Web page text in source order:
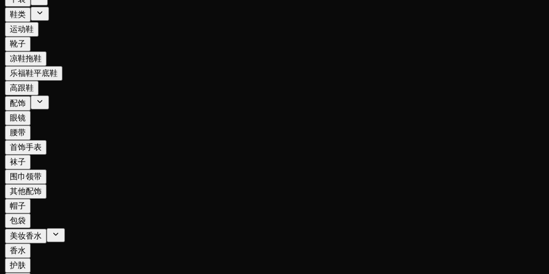
鞋类
运动鞋
靴子
凉鞋拖鞋
乐福鞋平底鞋
高跟鞋
配饰
眼镜
腰带
首饰手表
袜子
围巾领带
其他配饰
帽子
包袋
美妆香水
香水
护肤